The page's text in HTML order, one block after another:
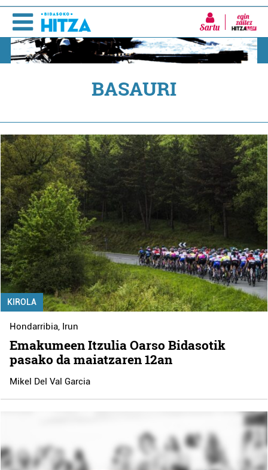
Sartu
BASAURI
KIROLA
Hondarribia, Irun
Emakumeen Itzulia Oarso Bidasotik
pasako da maiatzaren 12an
Mikel Del Val Garcia